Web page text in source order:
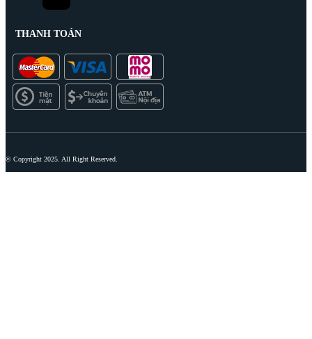
THANH TOÁN
© Copyright 2025. All Right Reserved.